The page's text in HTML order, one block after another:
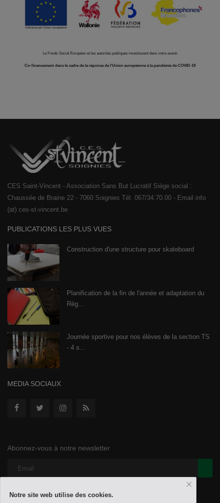
Le Fonds Social Européen et les autorités publiques investissent dans votre avenir
Co-financement dans le cadre de la réponse de l'Union européenne à la pandémie de COVID-19
CES Saint-Vincent - Association Sans But Lucratif Siège social :
Chaussée de Braine 22 - 7060 Soignies Tél. 067/34.70.00 - Email info
(at) ces-st-vincent.be
PUBLICATIONS LES PLUS VUES
Construction d'une structure pour skateboard
Planification de la fin de l'année et adaptation du
Règ...
Journée sportive pour nos élèves de la section TS
- 4 s...
MEDIA SOCIAUX
Abonnez-vous à notre newsletter
Notre site web utilise des cookies.